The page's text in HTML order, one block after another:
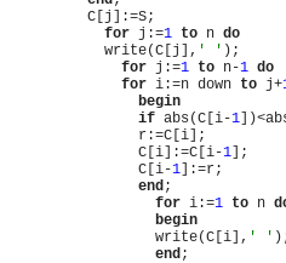
          C[j]:=S;
for j:=1 to n do
            write(C[j],
' ' );
for j:=1 to n-1 do
for i:=n down to j+
begin
if abs(C[i-1
                r:=C[i];
                C[i]:=C[i-
1];
                C[i-
1]:=r;
end;
for i:=1 to n
begin
                  write(C[i],
' '
end;